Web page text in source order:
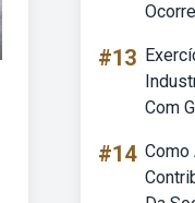
#13
Com
#14 Como